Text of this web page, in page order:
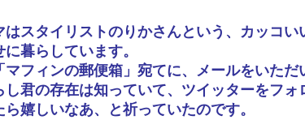
スタイリストのりかさんという、カッコ
暮らしています。
フィンの郵便箱」宛てに、メールをいただ
君の存在は知っていて、ツイッターをフォ
嬉しいなあ、と祈っていたのです。